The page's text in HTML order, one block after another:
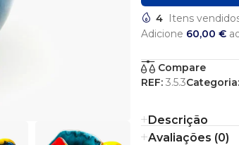
4 Itens
Adicione 60,00 €
Compare
REF: 3.5.3Categoria:
Descrição
Avaliações (0)